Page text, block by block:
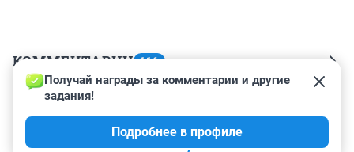
КОММЕНТАРИИ 116
Гость
Жалкое зрелище...
Получай награды за комментарии и другие
задания!
Подробнее в профиле